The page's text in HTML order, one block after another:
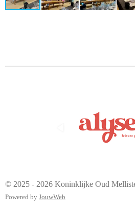
© 2025 - 2026 Koninklijke Oud
Powered by JouwWeb